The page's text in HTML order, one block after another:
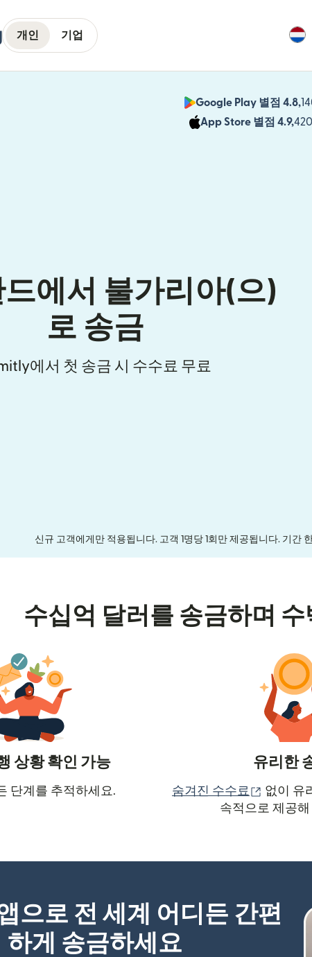
개인 기업
Google Play 별점 4.8,
App Store 별점 4.9,
에서 불가리아(으)
로 송금
에서 첫 송금 시 수수료 무료
신규 고객에게만 적용됩니다. 고객 1명당 1회만 제공됩니다. 기간
수십억 달러를 송금하며
상황 확인 가능
단계를 추적하세요.
유리한
숨겨진 수수료 (새 창에
없이 유
속적으로 제공
으로 전 세계 어디든 간편
하게 송금하세요